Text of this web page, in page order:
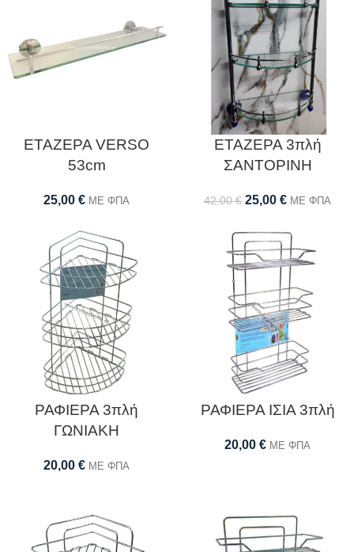
ΕΤΑΖΕΡΑ VERSO
53cm
25,00 € ΜΕ ΦΠΑ
ΕΤΑΖΕΡΑ 3πλή
ΣΑΝΤΟΡΙΝΗ
42,00€ 25,00 € ΜΕ ΦΠΑ
ΡΑΦΙΕΡΑ 3πλή
ΓΩΝΙΑΚΗ
20,00 € ΜΕ ΦΠΑ
ΡΑΦΙΕΡΑ ΙΣΙΑ 3πλή
20,00 € ΜΕ ΦΠΑ